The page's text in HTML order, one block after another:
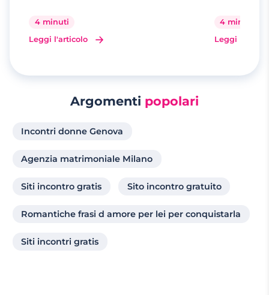
4 minuti
Leggi l'articolo
4 minuti
Leggi
Argomenti popolari
Incontri donne Genova
Agenzia matrimoniale Milano
Siti incontro gratis Sito incontro gratuito
Romantiche frasi d amore per lei per conquistarla
Siti incontri gratis